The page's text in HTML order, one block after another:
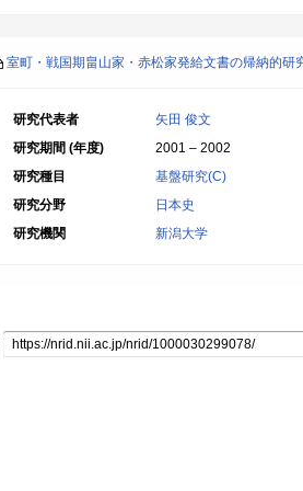
室町・戦国期畠山家・赤松家発給文書の帰納的研
研究代表者
矢田 俊文
研究期間 (年度)
2001 – 2002
研究種目
基盤研究(C)
研究分野
日本史
研究機関
新潟大学